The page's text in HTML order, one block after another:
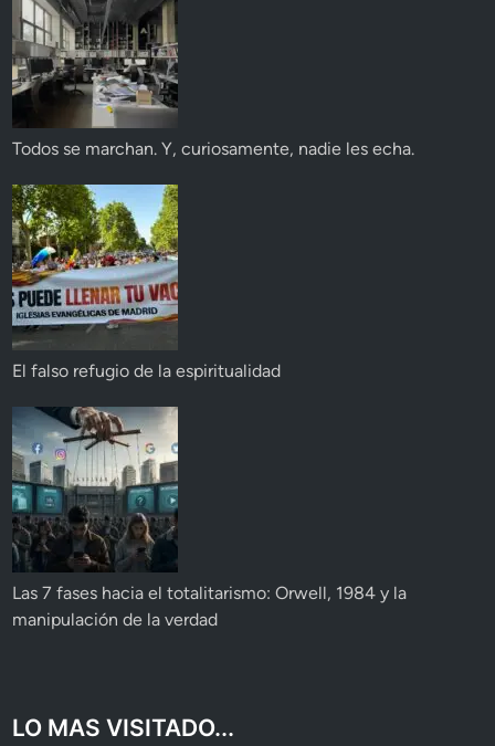
Todos se marchan. Y, curiosamente, nadie les echa.
El falso refugio de la espiritualidad
Las 7 fases hacia el totalitarismo: Orwell, 1984 y la
manipulación de la verdad
LO MAS VISITADO...